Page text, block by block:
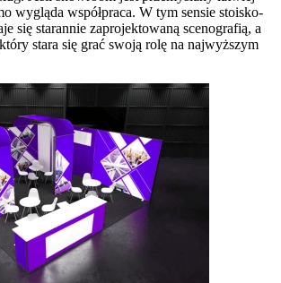
wygląda współpraca. W tym sensie stoisko-
się starannie zaprojektowaną scenografią, a
stara się grać swoją rolę na najwyższym